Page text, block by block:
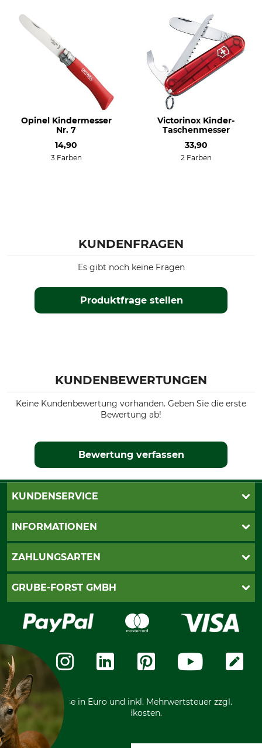
Opinel Kindermesser
Nr. 7
14,90
3 Farben
Victorinox Kinder-
Taschenmesser
33,90
2 Farben
KUNDENFRAGEN
Produktfrage stellen
Es gibt noch keine Fragen
KUNDENBEWERTUNGEN
Keine Kundenbewertung vorhanden. Geben Sie die erste
Bewertung ab!
Bewertung verfassen
KUNDENSERVICE
Katalogbestellung
INFORMATIONEN
AGB
Widerrufsformular
Zahlungsarten
ZAHLUNGSARTEN
PayPal
Vorkasse
GRUBE-FORST GMBH
Karriere
Über uns
Community
International
*Alle Preise in Euro und inkl. Mehrwertsteuer zzgl.
Versandkosten.